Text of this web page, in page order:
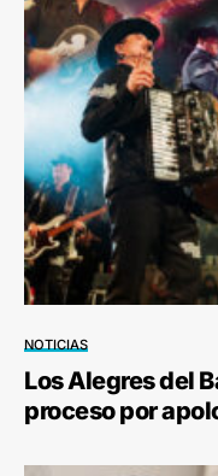
NOTICIAS
Los Alegres del
proceso por